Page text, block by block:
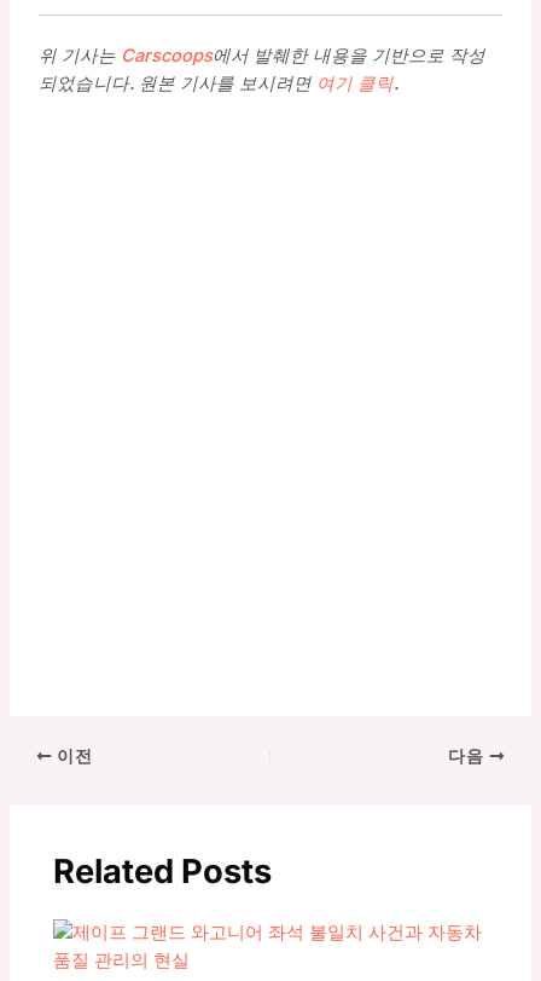
위 기사는 Carscoops에서 발췌한 내용을 기반으로 작성
되었습니다. 원본 기사를 보시려면 여기 클릭.
이전 다음
Related Posts